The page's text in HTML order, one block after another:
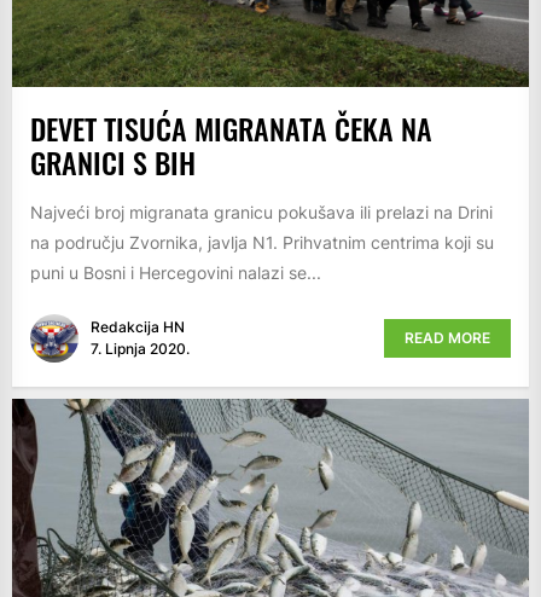
DEVET TISUĆA MIGRANATA ČEKA NA
GRANICI S BIH
Najveći broj migranata granicu pokušava ili prelazi na Drini
na području Zvornika, javlja N1. Prihvatnim centrima koji su
puni u Bosni i Hercegovini nalazi se...
Redakcija HN
7. Lipnja 2020.
READ MORE